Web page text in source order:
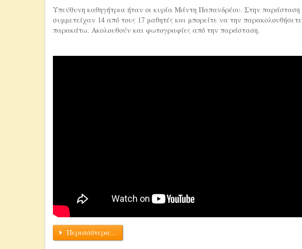
Υπεύθυνη καθηγήτρια ήταν οι κυρία Μάντη Παπανδρέου. Στην παράσταση
συμμετείχαν 14 από τους 17 μαθητές και μπορείτε να την παρακολουθήσετε
παρακάτω. Ακολουθούν και φωτογραφίες από την παράσταση.
Περισσότερα...